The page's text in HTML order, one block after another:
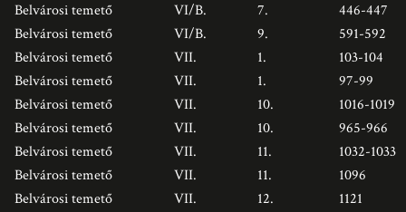
Belvárosi temető
VI/B. 7.
446-447
Belvárosi temető
VI/B. 9.
591-592
Belvárosi temető
VII. 1.
103-104
Belvárosi temető
VII. 1.
97-99
Belvárosi temető
VII. 10.
1016-1019
Belvárosi temető
VII. 10.
965-966
Belvárosi temető
VII. 11.
1032-1033
Belvárosi temető
VII. 11.
1096
Belvárosi temető
VII. 12.
1121